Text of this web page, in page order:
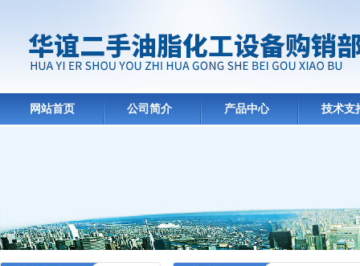
网站首页 公司简介 产品中心 技术支